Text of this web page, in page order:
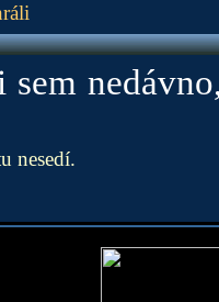
sem
nesedí.